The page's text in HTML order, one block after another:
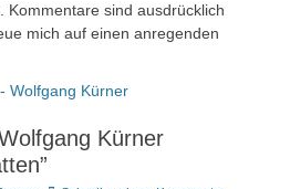
Kommentare sind ausdrücklich
mich auf einen anregenden
Kürner